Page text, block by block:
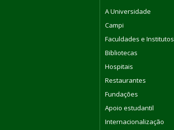
A Universidade
Campi
Faculdades e Institutos
Bibliotecas
Hospitais
Restaurantes
Fundações
Apoio estudantil
Internacionalização